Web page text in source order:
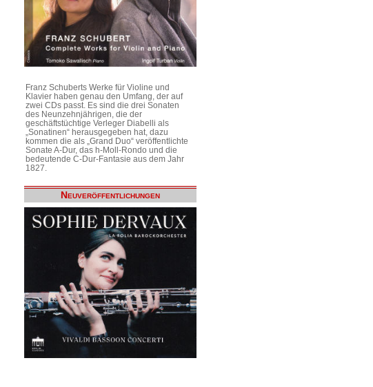
Franz Schuberts Werke für Violine und
Klavier haben genau den Umfang, der auf
zwei CDs passt. Es sind die drei Sonaten
des Neunzehnjährigen, die der
geschäftstüchtige Verleger Diabelli als
„Sonatinen“ herausgegeben hat, dazu
kommen die als „Grand Duo“ veröffentlichte
Sonate A-Dur, das h-Moll-Rondo und die
bedeutende C-Dur-Fantasie aus dem Jahr
1827.
Neuveröffentlichungen